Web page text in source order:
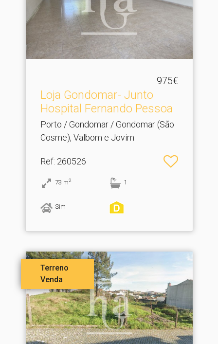
975€
Loja Gondomar- Junto
Hospital Fernando Pessoa
Porto / Gondomar / Gondomar (São
Cosme), Valbom e Jovim
Ref: 260526
73 m2 1
Sim
Terreno
Venda